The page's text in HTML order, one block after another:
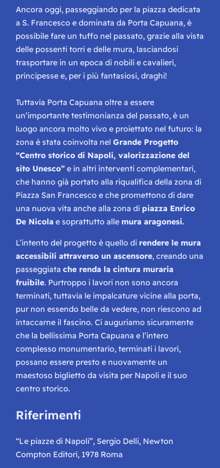
Ancora oggi, passeggiando per la piazza dedicata
a S. Francesco e dominata da Porta Capuana, è
possibile fare un tuffo nel passato, grazie alla vista
delle possenti torri e delle mura, lasciandosi
trasportare in un epoca di nobili e cavalieri,
principesse e, per i più fantasiosi, draghi!
Tuttavia Porta Capuana oltre a essere
un’importante testimonianza del passato, è un
luogo ancora molto vivo e proiettato nel futuro: la
zona è stata coinvolta nel Grande Progetto
“Centro storico di Napoli, valorizzazione del
sito Unesco” e in altri interventi complementari,
che hanno già portato alla riqualifica della zona di
Piazza San Francesco e che promettono di dare
una nuova vita anche alla zona di piazza Enrico
De Nicola e soprattutto alle mura aragonesi.
L’intento del progetto è quello di rendere le mura
accessibili attraverso un ascensore, creando una
passeggiata che renda la cintura muraria
fruibile. Purtroppo i lavori non sono ancora
terminati, tuttavia le impalcature vicine alla porta,
pur non essendo belle da vedere, non riescono ad
intaccarne il fascino. Ci auguriamo sicuramente
che la bellissima Porta Capuana e l’intero
complesso monumentario, terminati i lavori,
possano essere presto e nuovamente un
maestoso biglietto da visita per Napoli e il suo
centro storico.
Riferimenti
“Le piazze di Napoli”, Sergio Delli, Newton
Compton Editori, 1978 Roma